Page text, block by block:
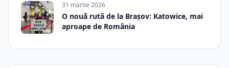
31 martie 2026
O nouă rută de la Brașov: Katowice, mai
aproape de România